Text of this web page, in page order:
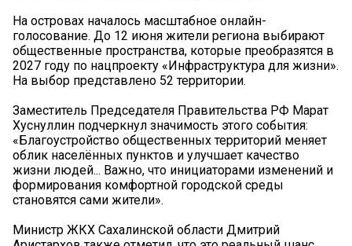
На островах началось масштабное онлайн-
голосование. До 12 июня жители региона выбирают
общественные пространства, которые преобразятся в
2027 году по нацпроекту «Инфраструктура для жизни».
На выбор представлено 52 территории.
Заместитель Председателя Правительства РФ Марат
Хуснуллин подчеркнул значимость этого события:
«Благоустройство общественных территорий меняет
облик населённых пунктов и улучшает качество
жизни людей... Важно, что инициаторами изменений и
формирования комфортной городской среды
становятся сами жители».
Министр ЖКХ Сахалинской области Дмитрий